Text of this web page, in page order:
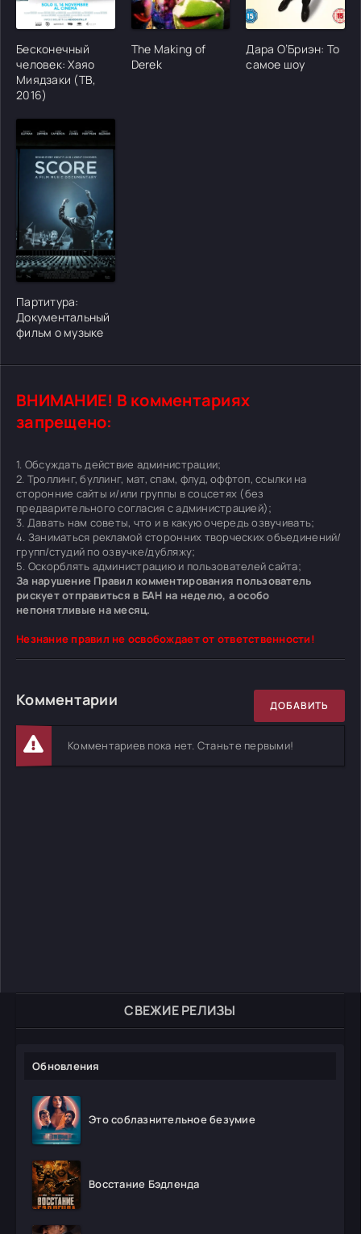
СВЕЖИЕ РЕЛИЗЫ
Обновления
Это соблазнительное безумие
Восстание Бэдленда
[/xfgiven_cvh_poster_urlcvh_poster_url]
Бесконечный
человек: Хаяо
Миядзаки (ТВ,
2016)
[/xfgiven_cvh_poster_urlcvh_poster_url]
The Making of
Derek
[/
Дара О’Бриэн: То
самое шоу
[/xfgiven_cvh_poster_urlcvh_poster_url]
Партитура:
Документальный
фильм о музыке
ВНИМАНИЕ! В комментариях
запрещено:
1. Обсуждать действие администрации;
2. Троллинг, буллинг, мат, спам, флуд, оффтоп, ссылки на
сторонние сайты и/или группы в соцсетях (без
предварительного согласия с администрацией);
3. Давать нам советы, что и в какую очередь озвучивать;
4. Заниматься рекламой сторонних творческих объединений/
групп/студий по озвучке/дубляжу;
5. Оскорблять администрацию и пользователей сайта;
За нарушение Правил комментирования пользователь
рискует отправиться в БАН на неделю, а особо
непонятливые на месяц.
Незнание правил не освобождает от ответственности!
Комментарии ДОБАВИТЬ
Комментариев пока нет. Станьте первыми!